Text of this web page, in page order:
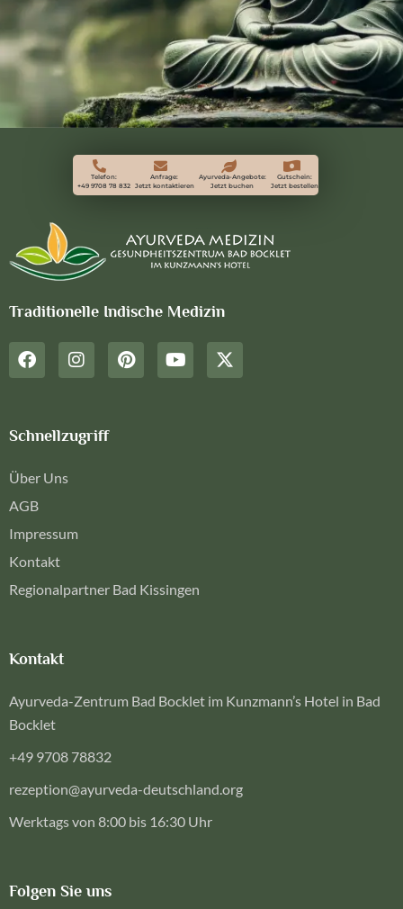
Telefon:
+49 9708 78 832
Anfrage:
Jetzt kontaktieren
Ayurveda-Angebote:
Jetzt buchen
Gutschein:
Jetzt bestellen
Traditionelle Indische Medizin
Schnellzugriff
Über Uns
AGB
Impressum
Kontakt
Regionalpartner Bad Kissingen
Kontakt
Ayurveda-Zentrum Bad Bocklet im Kunzmann’s Hotel in Bad
Bocklet
+49 9708 78832
rezeption@ayurveda-deutschland.org
Werktags von 8:00 bis 16:30 Uhr
Folgen Sie uns